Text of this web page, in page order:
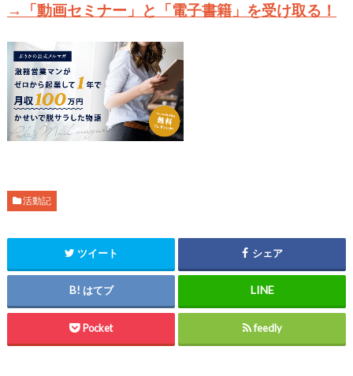
→「動画セミナー」と「電子書籍」を受け取る！
活動記
ツイート シェア
はてブ
Pocket feedly